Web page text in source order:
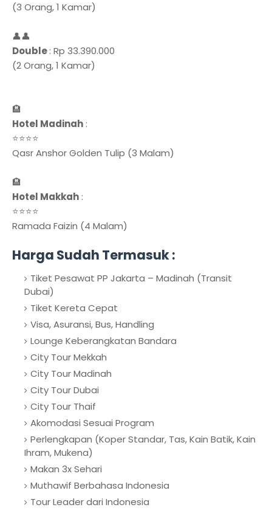
(3 Orang, 1 Kamar)
👤👤
Double: Rp 33.390.000
(2 Orang, 1 Kamar)
🏨
Hotel Madinah :
⭐⭐⭐⭐
Qasr Anshor Golden Tulip (3 Malam)
🏨
Hotel Makkah :
⭐⭐⭐⭐
Ramada Faizin (4 Malam)
Harga Sudah Termasuk :
Tiket Pesawat PP Jakarta – Madinah (Transit
Dubai)
Tiket Kereta Cepat
Visa, Asuransi, Bus, Handling
Lounge Keberangkatan Bandara
City Tour Mekkah
City Tour Madinah
City Tour Dubai
City Tour Thaif
Akomodasi Sesuai Program
Perlengkapan (Koper Standar, Tas, Kain Batik, Kain
Ihram, Mukena)
Makan 3x Sehari
Muthawif Berbahasa Indonesia
Tour Leader dari Indonesia